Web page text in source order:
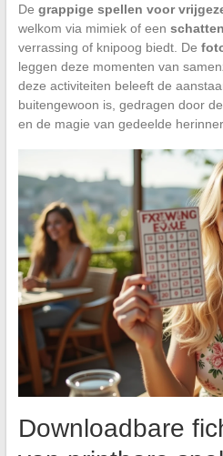
De grappige spellen voor
welkom via mimiek of een
verrassing of knipoog biedt. De
leggen deze momenten van
deze activiteiten beleeft de
buitengewoon is, gedragen door
en de magie van gedeelde
Downloadbare